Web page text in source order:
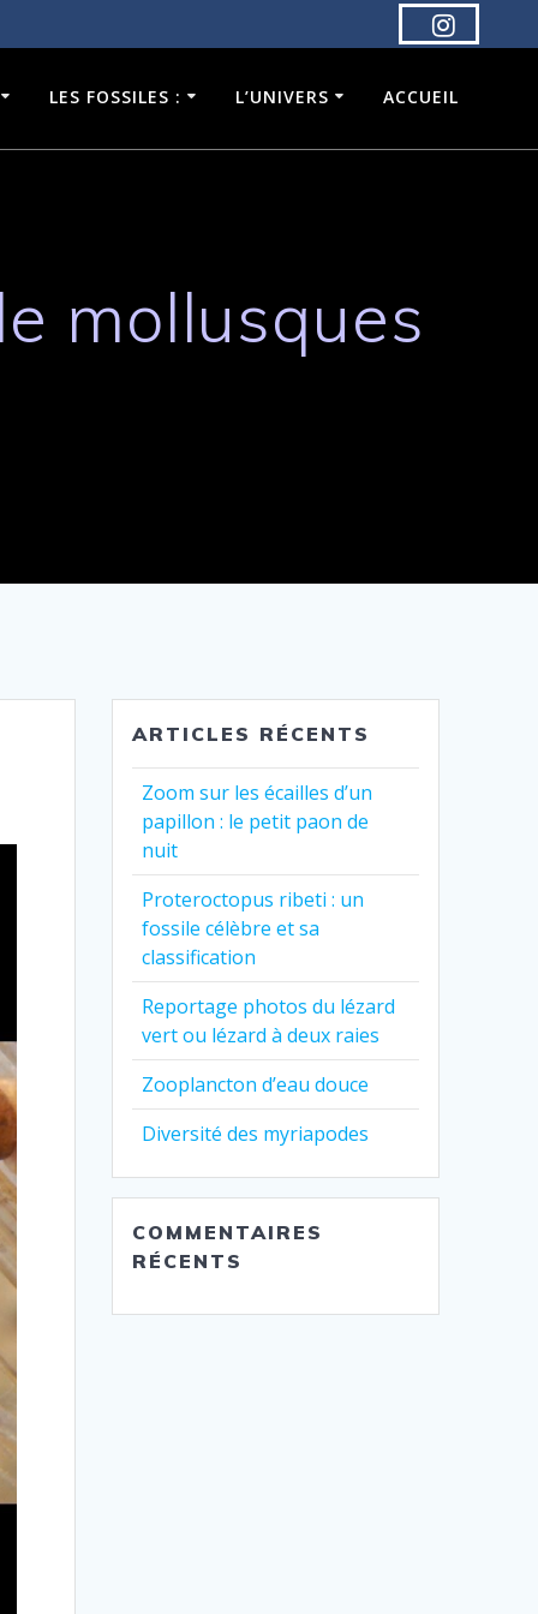
LES FOSSILES : L’UNIVERS ACCUEIL
mollusques
ARTICLES RÉCENTS
Zoom sur les écailles d’un
papillon : le petit paon de
nuit
Proteroctopus ribeti : un
fossile célèbre et sa
classification
Reportage photos du lézard
vert ou lézard à deux raies
Zooplancton d’eau douce
Diversité des myriapodes
COMMENTAIRES
RÉCENTS